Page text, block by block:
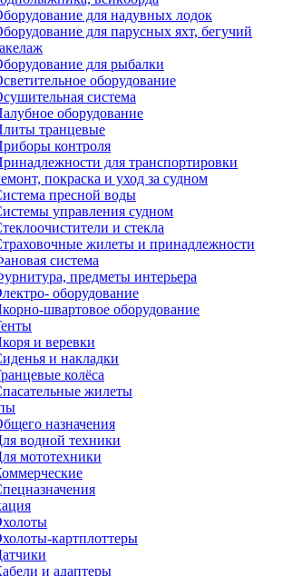
для надувных лодок
для парусных яхт, бегучий
для рыбалки
оборудование
система
оборудование
транцевые
контроля
для транспортировки
покраска и уход за судном
пресной воды
управления судном
и стекла
жилеты и принадлежности
система
предметы интерьера
оборудование
швартовое оборудование
и веревки
и накладки
колёса
жилеты
назначения
водной техники
мототехники
картплоттеры
и адаптеры